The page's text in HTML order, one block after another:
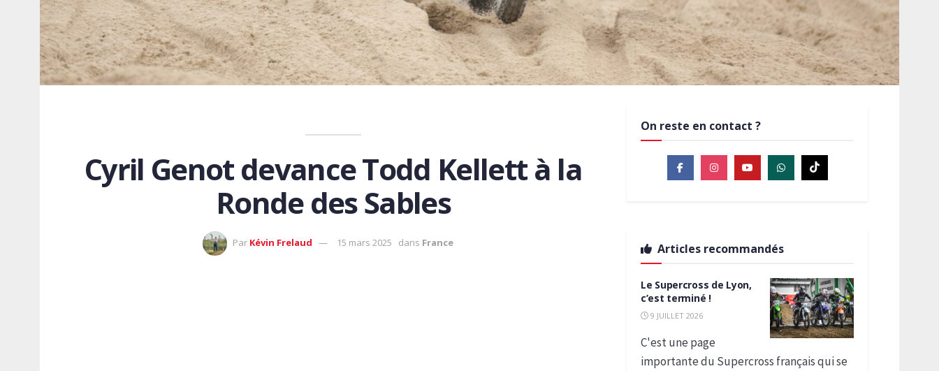
Cyril Genot devance Todd Kellett à la
Ronde des Sables
Par Kévin Frelaud 15 mars 2025 dans France
On reste en contact ?
Articles recommandés
Le Supercross de Lyon,
c’est terminé !
9 JUILLET 2026
C'est une page
importante du Supercross français qui se